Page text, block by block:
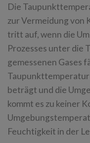
Die
zur Vermeidung von
tritt auf, wenn die
Prozesses unter die
gemessenen Gases
beträgt und die
kommt es zu keiner
Feuchtigkeit in der